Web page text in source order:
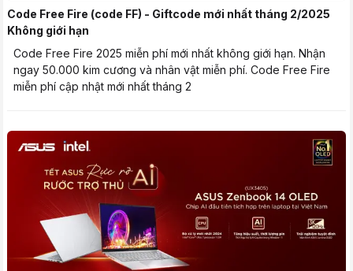
Code Free Fire (code FF) - Giftcode mới nhất tháng 2/2025
Không giới hạn
Code Free Fire 2025 miễn phí mới nhất không giới hạn. Nhận
ngay 50.000 kim cương và nhân vật miễn phí. Code Free Fire
miễn phí cập nhật mới nhất tháng 2